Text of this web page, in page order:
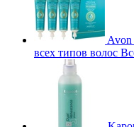
Avon
всех типов волос